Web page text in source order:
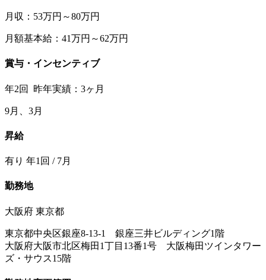
月収：53万円～80万円
月額基本給：41万円～62万円
賞与・インセンティブ
年2回 昨年実績：3ヶ月
9月、3月
昇給
有り 年1回 / 7月
勤務地
大阪府 東京都
東京都中央区銀座8-13-1 銀座三井ビルディング1階
大阪府大阪市北区梅田1丁目13番1号 大阪梅田ツインタワー
ズ・サウス15階